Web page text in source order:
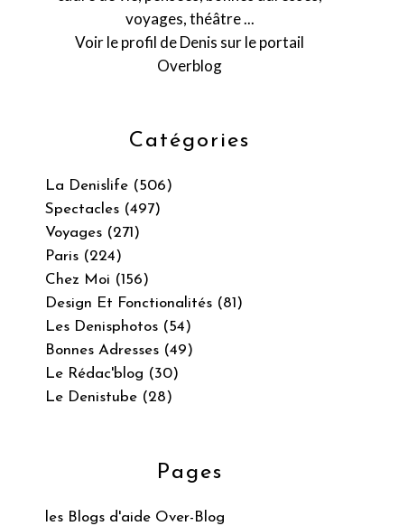
Catégories
La Denislife (506)
Spectacles (497)
Voyages (271)
Paris (224)
Chez Moi (156)
Design Et Fonctionalités (81)
Les Denisphotos (54)
Bonnes Adresses (49)
Le Rédac'blog (30)
Le Denistube (28)
Pages
les Blogs d'aide Over-Blog
voyages, théâtre ...
Voir le profil deDenis sur le portail
Overblog